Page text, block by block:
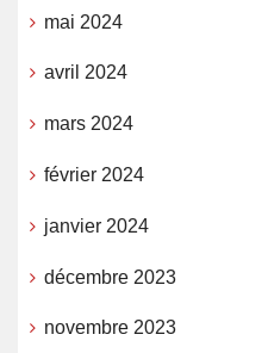
mai 2024
avril 2024
mars 2024
février 2024
janvier 2024
décembre 2023
novembre 2023